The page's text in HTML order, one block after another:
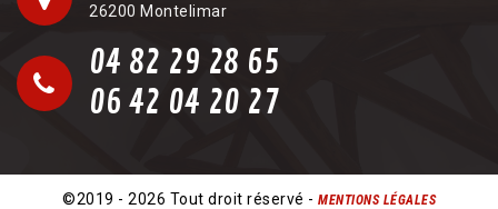
26200 Montelimar
04 82 29 28 65
06 42 04 20 27
©2019 - 2026 Tout droit réservé - MENTIONS LÉGALES